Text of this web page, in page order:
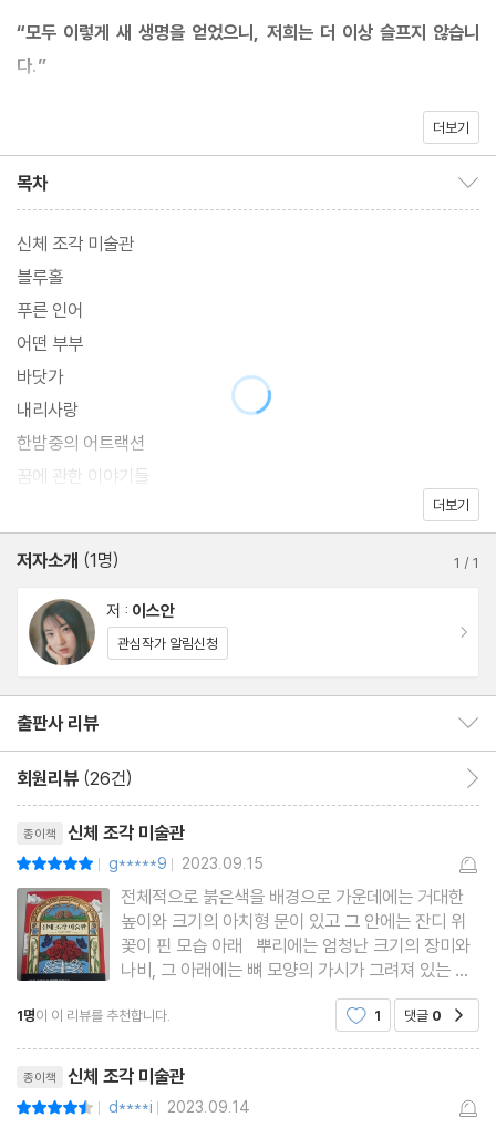
“모두 이렇게 새 생명을 얻었으니, 저희는 더 이상 슬프지 않습니
다.”
2019년, 첫 소설집 『기요틴』 펀딩 사이트에서 1260% 성공률을 기
자들 앞에 선보인다. 1인 출판사 토이필북스와 강북구 소재의 장난
감 박물관의 대표, 두 편의 소설집과 다수의 단편 및 에세이를 출간
한 작가 겸 아마추어 포토그래퍼, 공포영화 마니아 등등 작가의 이름
앞에 붙는 수많은 수식어들의 공통점은 바로 모두 ‘기묘한 이야기’에
서 출발한다는 것이다.
이스안 작가의 기담을 관통하는 소재는 바로 ‘꿈’과 ‘죽음’이다. 죽음
과 삶, 꿈과 현실의 그 경계선에서 줄 타기를 하는 인간의 삶에는 늘
기묘한 일이 일어나기 마련이다. 죽고 나서도 영원할 수 있도록 스스
로 조각이 되기를 선택한 사람들의 이야기 〈신체 조각 미술관〉, 지옥
그 자체를 담은 놀이기구에 방문한 다섯 사람 〈한밤중의 어트랙션〉,
금기를 깨고 푸른 인어를 보러 간 젊은 어부 〈푸른 인어〉, 결혼과 출
산 후 완전히 달라져 버린 아내와 마지막을 고하는 남편에게 벌어진
일 〈어떤 부부〉 등 환상적이면서 동시에 섬뜩해 소름이 돋는 여덟 가
지 기담을 엮었다. 그중에는 호러 마니아인 작가가 직접 겪은 가위눌
림 경험담을 재구성한 〈꿈에 관한 이야기들〉도 있어서, 현실과 꿈의
경계선을 희미하게 만든다.
수도, 벗어날 수도 없는 악몽을 선사한다.
더보기
목차
신체 조각 미술관
블루홀
푸른 인어
어떤 부부
바닷가
내리사랑
한밤중의 어트랙션
꿈에 관한 이야기들
더보기
저자소개 (1명) 1 /1
저 : 이스안
관심작가 알림신청
출판사 리뷰
회원리뷰 (26건)
종이책 신체 조각 미술관
| g*****9 | 2023.09.15
전체적으로 붉은색을 배경으로 가운데에는 거대한
높이와 크기의 아치형 문이 있고 그 안에는 잔디 위
꽃이 핀 모습 아래 뿌리에는 엄청난 크기의 장미와
나비, 그 아래에는 뼈 모양의 가시가 그려져 있는 모
습의 표지가 인상적으로 느껴졌다. "모두 이렇게 새
생명을 얻었으니 저희는 더 이상 슬프지 않습니다"
라고 적혀 있는 것이 책 제목인 '신체 조각 미술관'
1명이 이 리뷰를 추천합니다. 1 댓글 0
종이책 신체 조각 미술관
| d****i | 2023.09.14